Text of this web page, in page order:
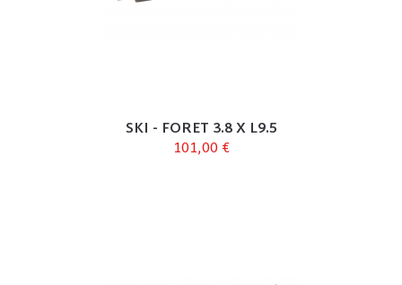
SKI - FORET 3.8 X L9.5
101,00 €